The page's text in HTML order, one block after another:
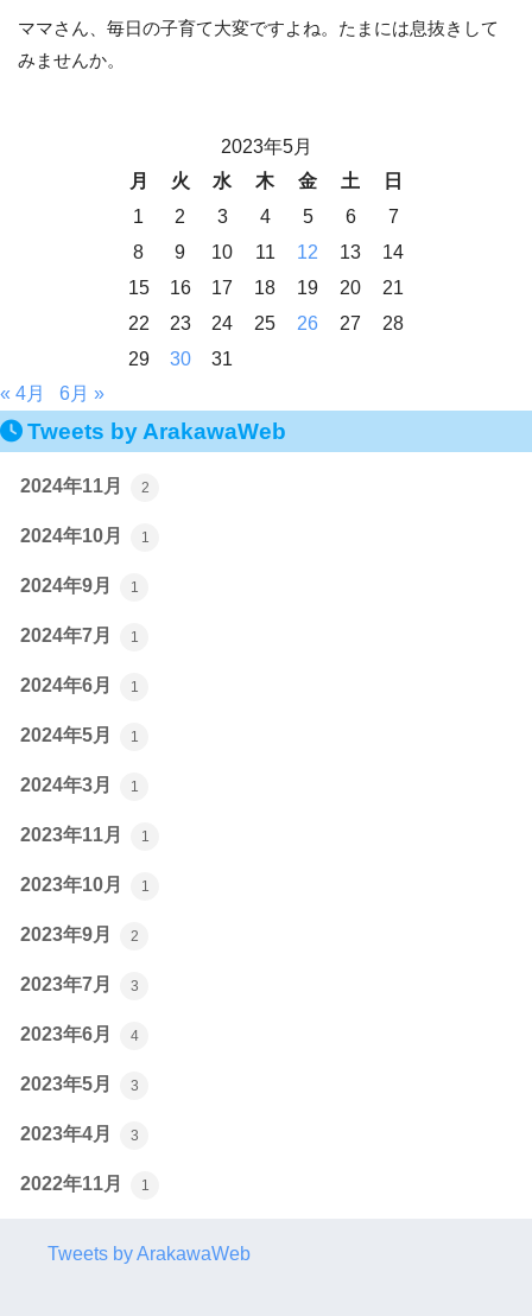
ママさん、毎日の子育て大変ですよね。たまには息抜きして
みませんか。
2023年5月
月
火 水 木 金 土
日
1
2 3 4 5 6
7
8
9 10 11 12 13
14
15
16 17 18 19 20
21
22
23 24 25 26 27
28
29
30
31
« 4月
6月 »
Tweets by ArakawaWeb
2024年11月 2
2024年10月 1
2024年9月 1
2024年7月 1
2024年6月 1
2024年5月 1
2024年3月 1
2023年11月 1
2023年10月 1
2023年9月 2
2023年7月 3
2023年6月 4
2023年5月 3
2023年4月 3
2022年11月 1
Tweets by ArakawaWeb